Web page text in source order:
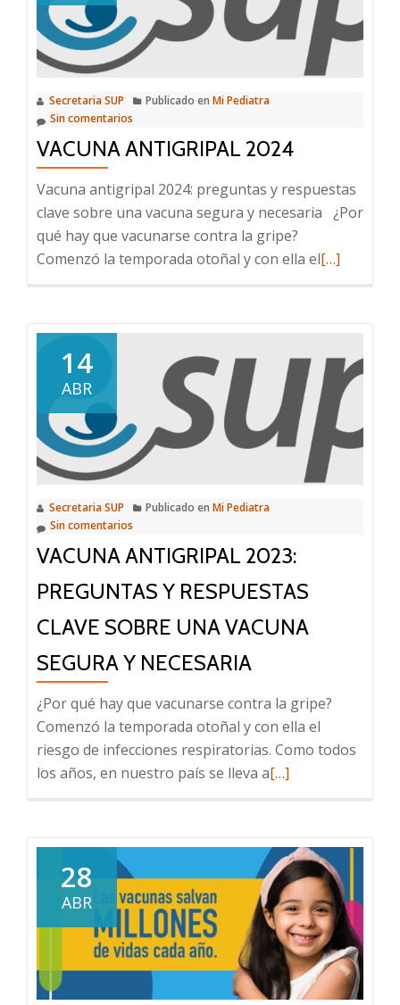
Secretaria SUP Publicado en Mi Pediatra
Sin comentarios
VACUNA ANTIGRIPAL 2024
Vacuna antigripal 2024: preguntas y respuestas
clave sobre una vacuna segura y necesaria ¿Por
qué hay que vacunarse contra la gripe?
Comenzó la temporada otoñal y con ella elLeer
2024
[…]
14
ABR
Secretaria SUP Publicado en Mi Pediatra
Sin comentarios
VACUNA ANTIGRIPAL 2023:
PREGUNTAS Y RESPUESTAS
CLAVE SOBRE UNA VACUNA
SEGURA Y NECESARIA
¿Por qué hay que vacunarse contra la gripe?
Comenzó la temporada otoñal y con ella el
riesgo de infecciones respiratorias. Como todos
los años, en nuestro país se lleva aLeer
antigripal
2023:
preguntas
y
respuestas
clave
[…]
28
ABR